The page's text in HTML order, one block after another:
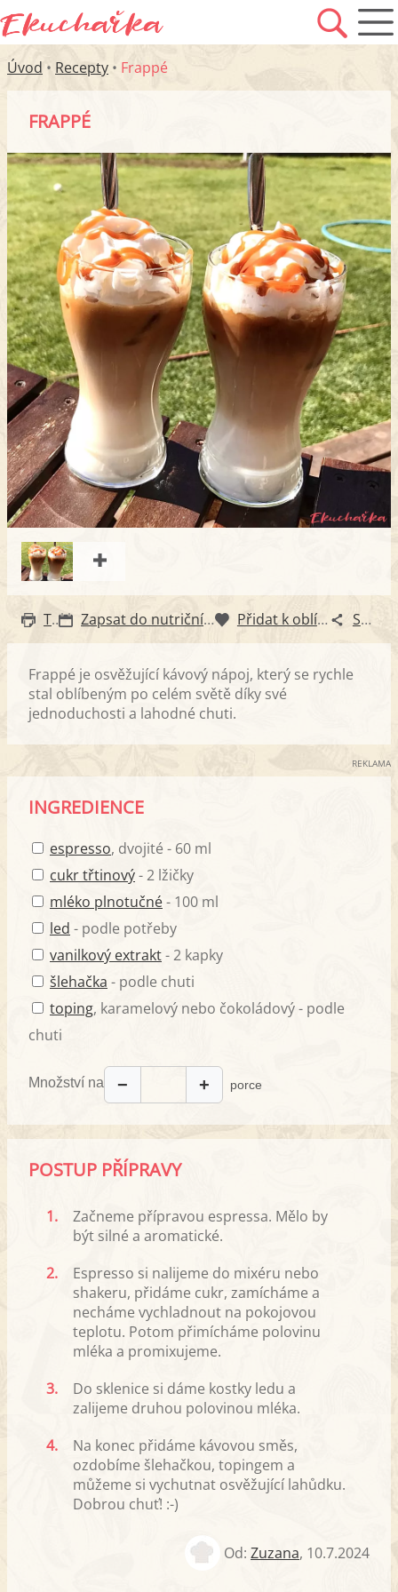
Úvod • Recepty • Frappé
FRAPPÉ
Tisk Zapsat do nutričního diáře Přidat k oblíbeným Sdílet
Frappé je osvěžující kávový nápoj, který se rychle
stal oblíbeným po celém světě díky své
jednoduchosti a lahodné chuti.
REKLAMA
INGREDIENCE
espresso, dvojité - 60 ml
cukr třtinový- 2 lžičky
mléko plnotučné- 100 ml
led - podle potřeby
vanilkový extrakt- 2 kapky
šlehačka - podle chuti
toping, karamelový nebo čokoládový - podle
chuti
Množství na − + porce
POSTUP PŘÍPRAVY
1.
Začneme přípravou espressa. Mělo by
být silné a aromatické.
2.
Espresso si nalijeme do mixéru nebo
shakeru, přidáme cukr, zamícháme a
necháme vychladnout na pokojovou
teplotu. Potom přimícháme polovinu
mléka a promixujeme.
3.
Do sklenice si dáme kostky ledu a
zalijeme druhou polovinou mléka.
4.
Na konec přidáme kávovou směs,
ozdobíme šlehačkou, topingem a
můžeme si vychutnat osvěžující lahůdku.
Dobrou chuť! :-)
Od: Zuzana, 10.7.2024